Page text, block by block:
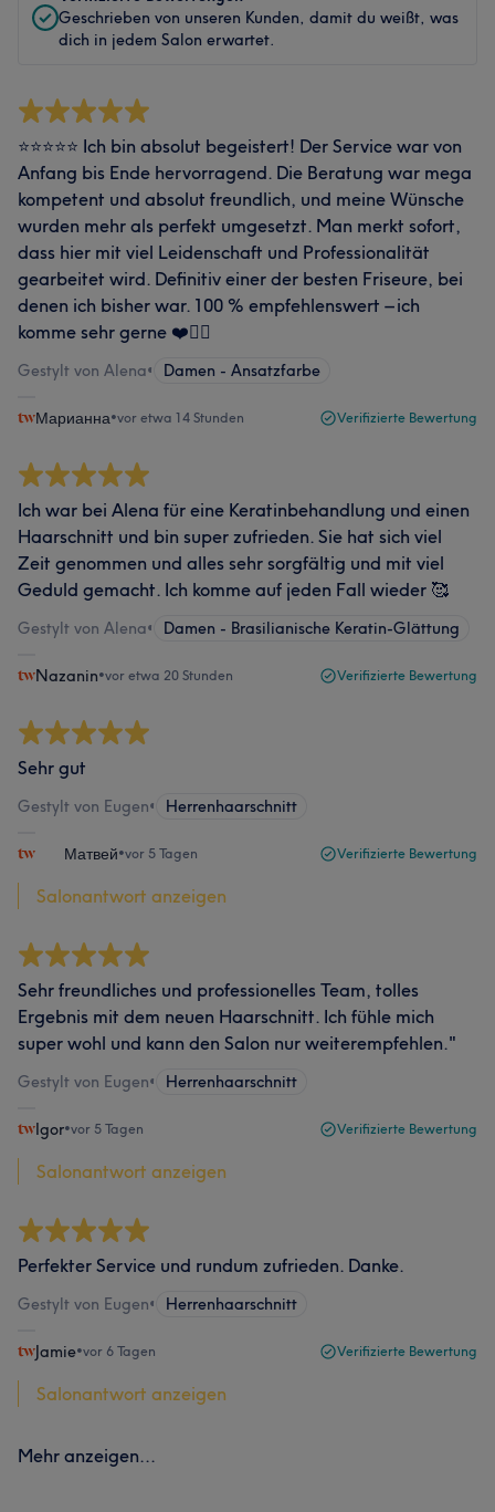
Geschrieben von unseren Kunden, damit du weißt, was
dich in jedem Salon erwartet.
⭐⭐⭐⭐⭐ Ich bin absolut begeistert! Der Service war von
Anfang bis Ende hervorragend. Die Beratung war mega
kompetent und absolut freundlich, und meine Wünsche
wurden mehr als perfekt umgesetzt. Man merkt sofort,
dass hier mit viel Leidenschaft und Professionalität
gearbeitet wird. Definitiv einer der besten Friseure, bei
denen ich bisher war. 100 % empfehlenswert – ich
komme sehr gerne ❤️👍🏻
Gestylt von Alena• Damen - Ansatzfarbe
Марианна•vor etwa 14 Stunden Verifizierte Bewertung
Ich war bei Alena für eine Keratinbehandlung und einen
Haarschnitt und bin super zufrieden. Sie hat sich viel
Zeit genommen und alles sehr sorgfältig und mit viel
Geduld gemacht. Ich komme auf jeden Fall wieder 🥰
Gestylt von Alena• Damen - Brasilianische Keratin-Glättung
Nazanin•vor etwa 20 Stunden Verifizierte Bewertung
Sehr gut
Gestylt von Eugen• Herrenhaarschnitt
ᅠᅠМатвей•vor 5 Tagen Verifizierte Bewertung
Salonantwort anzeigen
Sehr freundliches und professionelles Team, tolles
Ergebnis mit dem neuen Haarschnitt. Ich fühle mich
super wohl und kann den Salon nur weiterempfehlen."
Gestylt von Eugen• Herrenhaarschnitt
Igor•vor 5 Tagen Verifizierte Bewertung
Salonantwort anzeigen
Perfekter Service und rundum zufrieden. Danke.
Gestylt von Eugen• Herrenhaarschnitt
Jamie•vor 6 Tagen Verifizierte Bewertung
Salonantwort anzeigen
Mehr anzeigen...